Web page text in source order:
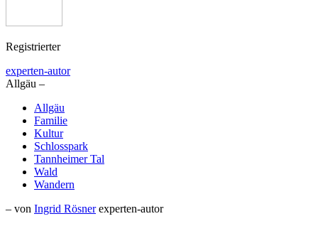
Registrierter
experten-autor
Allgäu –
Allgäu
Familie
Kultur
Schlosspark
Tannheimer Tal
Wald
Wandern
– von Ingrid Rösner experten-autor